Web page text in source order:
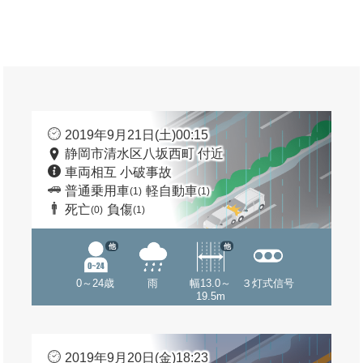
2019年9月21日(土)00:15
静岡市清水区八坂西町 付近
車両相互 小破事故
普通乗用車(1) 軽自動車(1)
死亡(0) 負傷(1)
0～24歳
他
雨
幅13.0～
19.5m
他
３灯式信号
2019年9月20日(金)18:23